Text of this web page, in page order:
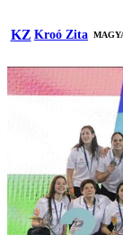
KZ Kroó Zita